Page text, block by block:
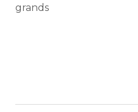
grands